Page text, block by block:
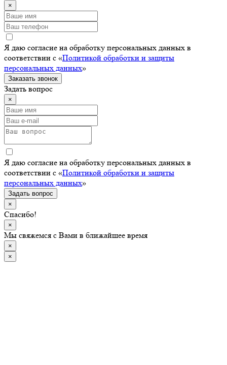
×
Я даю согласие на обработку персональных данных в
соответствии с «Политикой обработки и защиты
персональных данных»
Заказать звонок
Задать вопрос
×
Я даю согласие на обработку персональных данных в
соответствии с «Политикой обработки и защиты
персональных данных»
Задать вопрос
×
Спасибо!
×
Мы свяжемся с Вами в ближайшее время
×
×